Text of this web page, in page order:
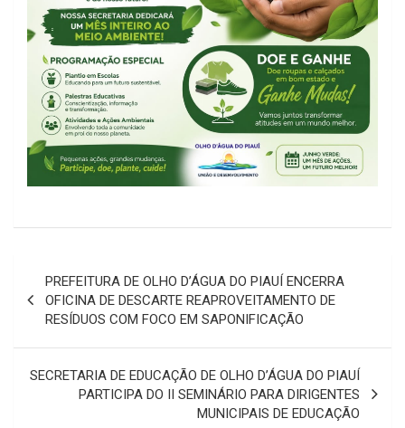
de
Post
PREFEITURA DE OLHO D’ÁGUA DO PIAUÍ ENCERRA
OFICINA DE DESCARTE REAPROVEITAMENTO DE
RESÍDUOS COM FOCO EM SAPONIFICAÇÃO
SECRETARIA DE EDUCAÇÃO DE OLHO D’ÁGUA DO PIAUÍ
PARTICIPA DO II SEMINÁRIO PARA DIRIGENTES
MUNICIPAIS DE EDUCAÇÃO